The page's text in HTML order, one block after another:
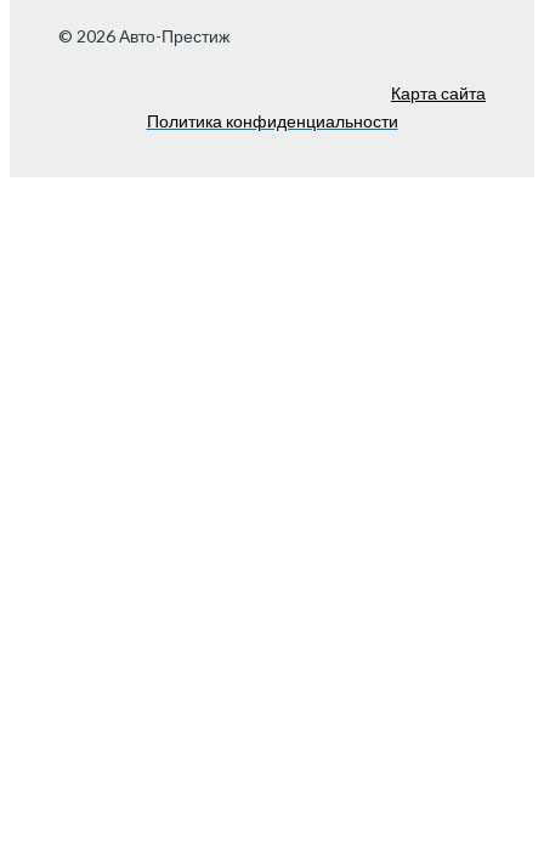
© 2026 Авто-Престиж
Карта сайта
Политика конфиденциальности